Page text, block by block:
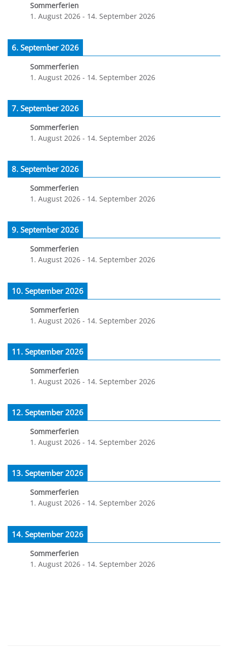
Sommerferien
1. August 2026 - 14. September 2026
6. September 2026
Sommerferien
1. August 2026 - 14. September 2026
7. September 2026
Sommerferien
1. August 2026 - 14. September 2026
8. September 2026
Sommerferien
1. August 2026 - 14. September 2026
9. September 2026
Sommerferien
1. August 2026 - 14. September 2026
10. September 2026
Sommerferien
1. August 2026 - 14. September 2026
11. September 2026
Sommerferien
1. August 2026 - 14. September 2026
12. September 2026
Sommerferien
1. August 2026 - 14. September 2026
13. September 2026
Sommerferien
1. August 2026 - 14. September 2026
14. September 2026
Sommerferien
1. August 2026 - 14. September 2026